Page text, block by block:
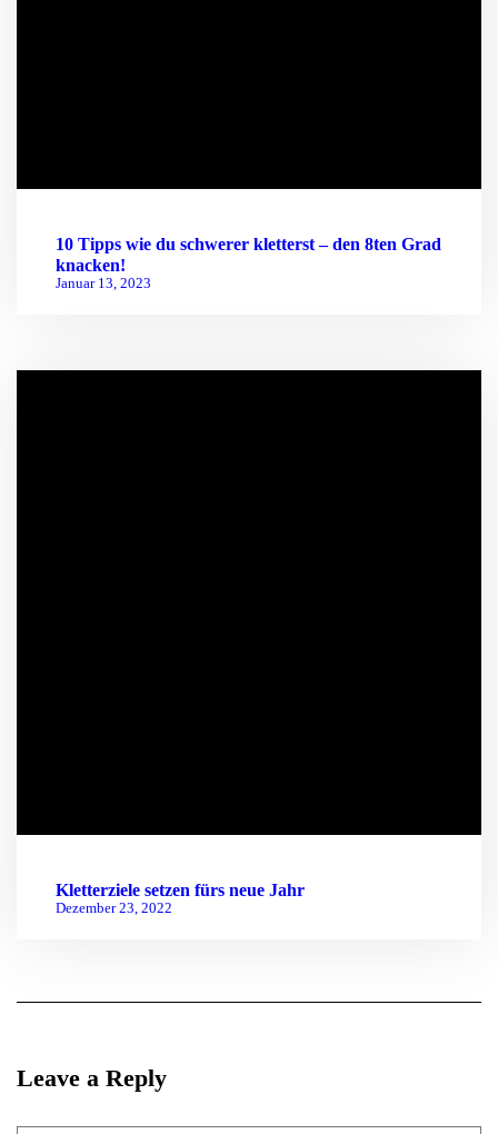
10 Tipps wie du schwerer kletterst – den 8ten Grad
knacken!
Januar 13, 2023
Kletterziele setzen fürs neue Jahr
Dezember 23, 2022
Leave a Reply